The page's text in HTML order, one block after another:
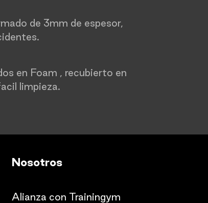
de 3mm de espesor,
en Foam , recubierto en
limpieza.
Nosotros
Alianza con Trainingym